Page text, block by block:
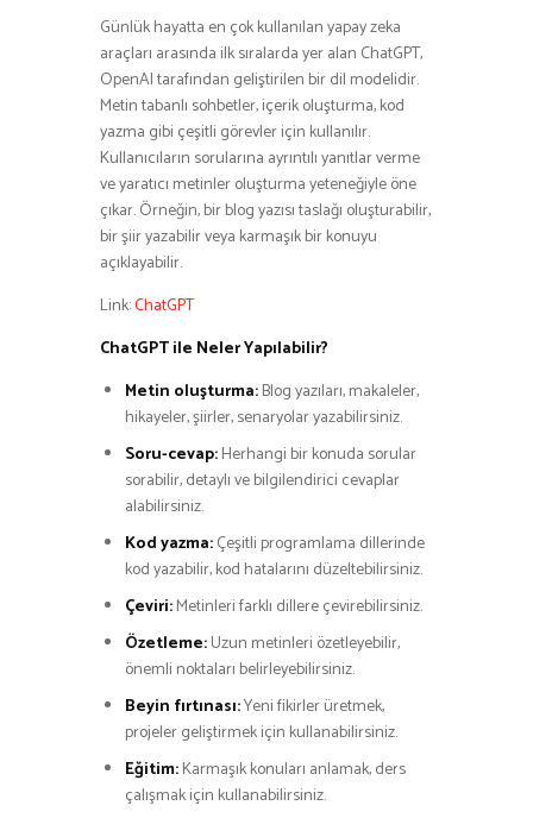
Günlük hayatta en çok kullanılan yapay zeka
araçları arasında ilk sıralarda yer alan ChatGPT,
OpenAI tarafından geliştirilen bir dil modelidir.
Metin tabanlı sohbetler, içerik oluşturma, kod
yazma gibi çeşitli görevler için kullanılır.
Kullanıcıların sorularına ayrıntılı yanıtlar verme
ve yaratıcı metinler oluşturma yeteneğiyle öne
çıkar. Örneğin, bir blog yazısı taslağı oluşturabilir,
bir şiir yazabilir veya karmaşık bir konuyu
açıklayabilir.
Link:ChatGPT
ChatGPT ile Neler Yapılabilir?
Metin oluşturma:Blog yazıları, makaleler,
hikayeler, şiirler, senaryolar yazabilirsiniz.
Soru-cevap:Herhangi bir konuda sorular
sorabilir, detaylı ve bilgilendirici cevaplar
alabilirsiniz.
Kod yazma:Çeşitli programlama dillerinde
kod yazabilir, kod hatalarını düzeltebilirsiniz.
Çeviri:Metinleri farklı dillere çevirebilirsiniz.
Özetleme:Uzun metinleri özetleyebilir,
önemli noktaları belirleyebilirsiniz.
Beyin fırtınası:Yeni fikirler üretmek,
projeler geliştirmek için kullanabilirsiniz.
Eğitim:Karmaşık konuları anlamak, ders
çalışmak için kullanabilirsiniz.